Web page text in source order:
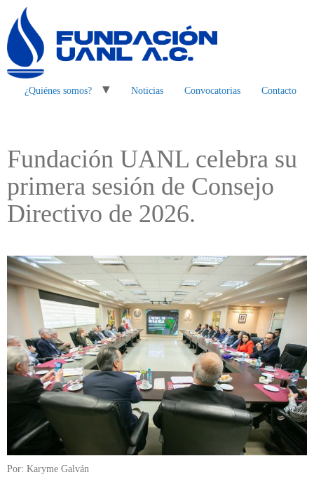
¿Quiénes somos? Noticias Convocatorias Contacto
Fundación UANL celebra su
primera sesión de Consejo
Directivo de 2026.
Por: Karyme Galván